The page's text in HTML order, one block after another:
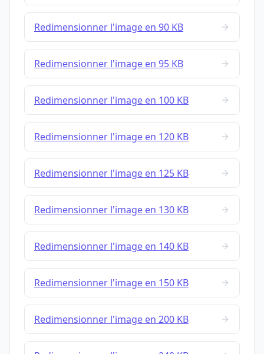
Redimensionner l'image en 90 KB
Redimensionner l'image en 95 KB
Redimensionner l'image en 100 KB
Redimensionner l'image en 120 KB
Redimensionner l'image en 125 KB
Redimensionner l'image en 130 KB
Redimensionner l'image en 140 KB
Redimensionner l'image en 150 KB
Redimensionner l'image en 200 KB